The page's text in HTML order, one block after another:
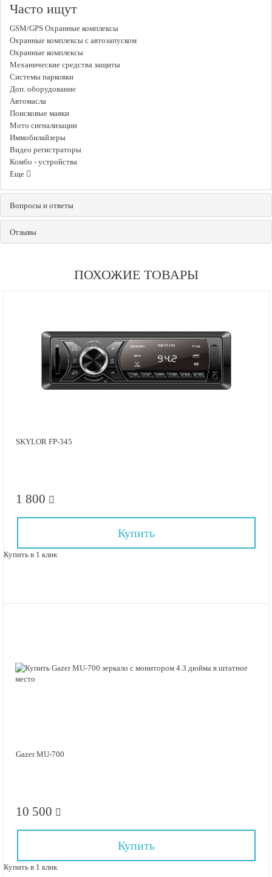
Часто ищут
GSM/GPS Охранные комплексы
Охранные комплексы с автозапуском
Охранные комплексы
Механические средства защиты
Системы парковки
Доп. оборудование
Автомасла
Поисковые маяки
Мото сигнализации
Иммобилайзеры
Видео регистраторы
Комбо - устройства
Еще
Вопросы и ответы
Отзывы
ПОХОЖИЕ ТОВАРЫ
SKYLOR FP-345
1 800
Купить
Купить в 1 клик
Gazer MU-700
10 500
Купить
Купить в 1 клик